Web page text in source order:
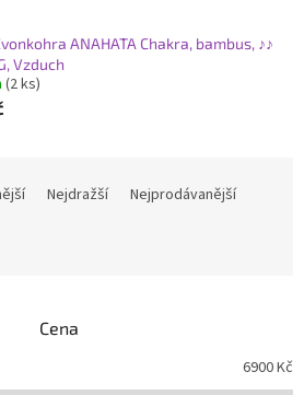
ANAHATA Chakra, bambus, ♪♪
Vzduch
(2 ks)
Nejdražší
Nejprodávanější
Cena
6900Kč